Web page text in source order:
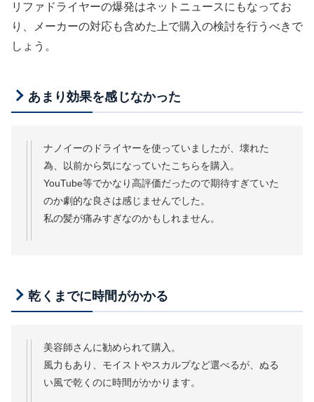
リファドライヤーの爆発はネットニュースにもなってお
り、メーカーの対応も含めた上で購入の検討を行うべきで
しょう。
あまり効果を感じなかった
ナノイーのドライヤーを使っていましたが、壊れた
為、以前から気になっていたこちらを購入。
YouTube等でかなり高評価だったので期待すぎていた
のか劇的な良さは感じませんでした。
私の髪が痛みすぎなのかもしれません。
乾くまでに時間がかかる
美容師さんに勧められて購入。
風力もあり、モイストやスカルプなど選べるが、ぬる
い風で乾くのに時間がかかります。